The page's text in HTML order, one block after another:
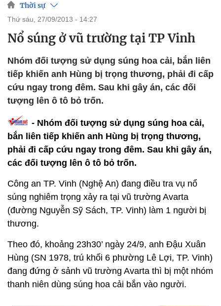
Thời sự
thứ sáu, 27/09/2013 - 14:27
Nổ súng ở vũ trường tại TP Vinh
Nhóm đối tượng sử dụng súng hoa cải, bắn liên
tiếp khiến anh Hùng bị trọng thương, phải đi cấp
cứu ngay trong đêm. Sau khi gây án, các đối
tượng lên ô tô bỏ trốn.
- Nhóm đối tượng sử dụng súng hoa cải,
bắn liên tiếp khiến anh Hùng bị trọng thương,
phải đi cấp cứu ngay trong đêm. Sau khi gây án,
các đối tượng lên ô tô bỏ trốn.
Công an TP. Vinh (Nghệ An) đang điều tra vụ nổ
súng nghiêm trọng xảy ra tại vũ trường Avarta
(đường Nguyễn Sỹ Sách, TP. Vinh) làm 1 người bị
thương.
Theo đó, khoảng 23h30’ ngày 24/9, anh Đậu Xuân
Hùng (SN 1978, trú khối 6 phường Lê Lợi, TP. Vinh)
đang đứng ở sảnh vũ trường Avarta thì bị một nhóm
thanh niên dùng súng hoa cải bắn vào người.